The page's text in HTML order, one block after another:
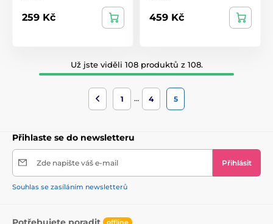
259 Kč 459 Kč
Už jste viděli 108 produktů z 108.
1 … 4 5
Přihlaste se do newsletteru
Zde napište váš e-mail Přihlásit
Souhlas se zasíláním newsletterů